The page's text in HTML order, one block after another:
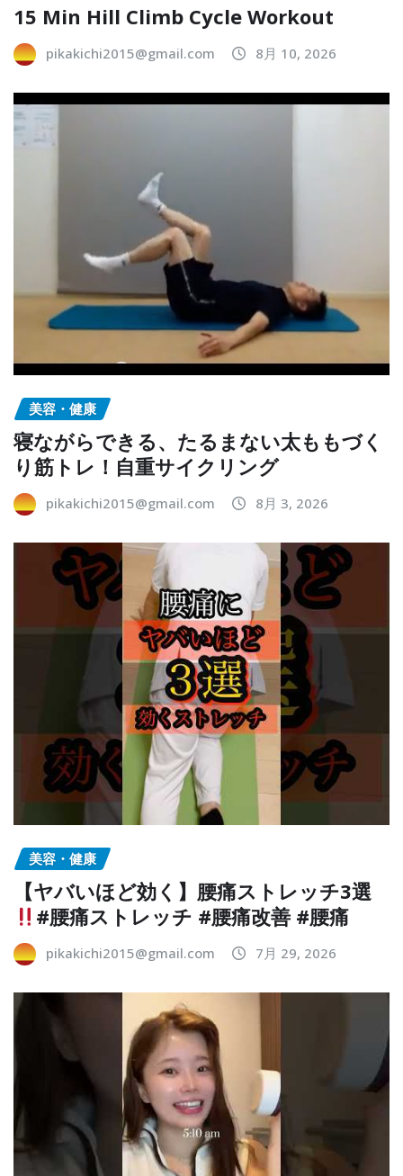
15 Min Hill Climb Cycle Workout
pikakichi2015@gmail.com 8月 10, 2026
美容・健康
寝ながらできる、たるまない太ももづく
り筋トレ！自重サイクリング
pikakichi2015@gmail.com 8月 3, 2026
美容・健康
【ヤバいほど効く】腰痛ストレッチ3選
#腰痛ストレッチ #腰痛改善 #腰痛
pikakichi2015@gmail.com 7月 29, 2026